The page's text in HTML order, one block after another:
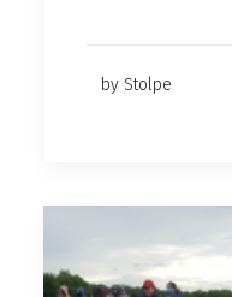
by Stolpe